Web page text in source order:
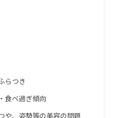
らつき
食べ過ぎ傾向
や、姿勢等の美容の問題